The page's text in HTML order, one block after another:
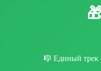
🎼 Единый трек